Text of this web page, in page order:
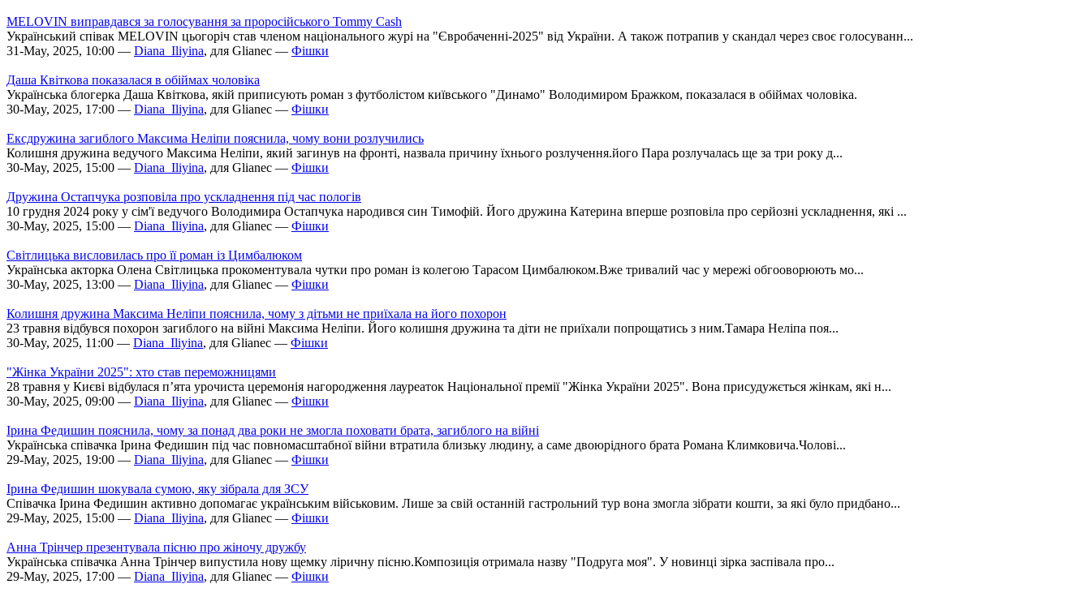
MELOVIN виправдався за голосування за проросійського Tommy Cash
Український співак MELOVIN цьогоріч став членом національного журі на "Євробаченні-2025" від України. А також потрапив у скандал через своє голосуванн...
31-May, 2025, 10:00 — Diana_Iliyina, для Glianec — Фішки
Даша Квіткова показалася в обіймах чоловіка
Українська блогерка Даша Квіткова, якій приписують роман з футболістом київського "Динамо" Володимиром Бражком, показалася в обіймах чоловіка.
30-May, 2025, 17:00 — Diana_Iliyina, для Glianec — Фішки
Ексдружина загиблого Максима Неліпи пояснила, чому вони розлучились
Колишня дружина ведучого Максима Неліпи, який загинув на фронті, назвала причину їхнього розлучення.його Пара розлучалась ще за три року д...
30-May, 2025, 15:00 — Diana_Iliyina, для Glianec — Фішки
Дружина Остапчука розповіла про ускладнення під час пологів
10 грудня 2024 року у сім'ї ведучого Володимира Остапчука народився син Тимофій. Його дружина Катерина вперше розповіла про серйозні ускладнення, які ...
30-May, 2025, 15:00 — Diana_Iliyina, для Glianec — Фішки
Світлицька висловилась про її роман із Цимбалюком
Українська акторка Олена Світлицька прокоментувала чутки про роман із колегою Тарасом Цимбалюком.Вже тривалий час у мережі обгооворюють мо...
30-May, 2025, 13:00 — Diana_Iliyina, для Glianec — Фішки
Колишня дружина Максима Неліпи пояснила, чому з дітьми не приїхала на його похорон
23 травня відбувся похорон загиблого на війні Максима Неліпи. Його колишня дружина та діти не приїхали попрощатись з ним.Тамара Неліпа поя...
30-May, 2025, 11:00 — Diana_Iliyina, для Glianec — Фішки
"Жінка України 2025": хто став переможницями
28 травня у Києві відбулася п’ята урочиста церемонія нагородження лауреаток Національної премії "Жінка України 2025". Вона присудужється жінкам, які н...
30-May, 2025, 09:00 — Diana_Iliyina, для Glianec — Фішки
Ірина Федишин пояснила, чому за понад два роки не змогла поховати брата, загиблого на війні
Українська співачка Ірина Федишин під час повномасштабної війни втратила близьку людину, а саме двоюрідного брата Романа Климковича.Чолові...
29-May, 2025, 19:00 — Diana_Iliyina, для Glianec — Фішки
Ірина Федишин шокувала сумою, яку зібрала для ЗСУ
Співачка Ірина Федишин активно допомагає українським військовим. Лише за свій останній гастрольний тур вона змогла зібрати кошти, за які було придбано...
29-May, 2025, 15:00 — Diana_Iliyina, для Glianec — Фішки
Анна Трінчер презентувала пісню про жіночу дружбу
Українська співачка Анна Трінчер випустила нову щемку ліричну пісню.Композиція отримала назву "Подруга моя". У новинці зірка заспівала про...
29-May, 2025, 17:00 — Diana_Iliyina, для Glianec — Фішки